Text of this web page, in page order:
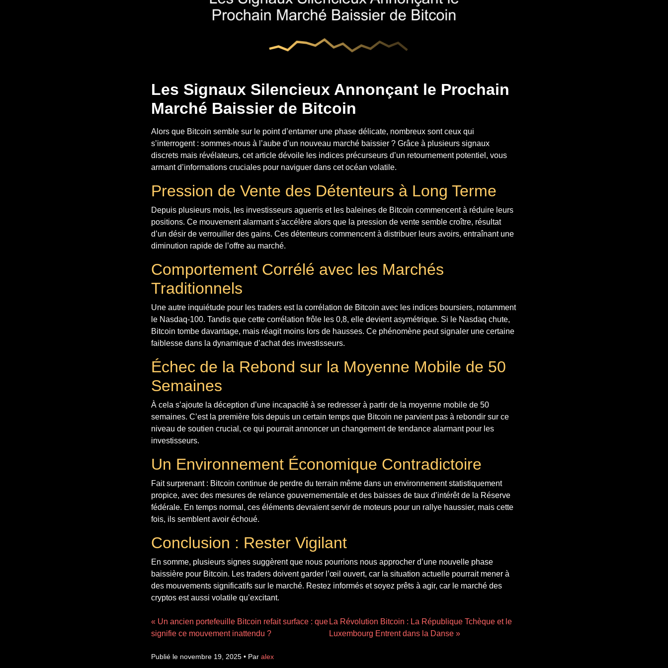
Les Signaux Silencieux Annonçant le Prochain
Marché Baissier de Bitcoin
Alors que Bitcoin semble sur le point d’entamer une phase délicate, nombreux sont ceux qui
s’interrogent : sommes-nous à l’aube d’un nouveau marché baissier ? Grâce à plusieurs signaux
discrets mais révélateurs, cet article dévoile les indices précurseurs d’un retournement potentiel, vous
armant d’informations cruciales pour naviguer dans cet océan volatile.
Pression de Vente des Détenteurs à Long Terme
Depuis plusieurs mois, les investisseurs aguerris et les baleines de Bitcoin commencent à réduire leurs
positions. Ce mouvement alarmant s’accélère alors que la pression de vente semble croître, résultat
d’un désir de verrouiller des gains. Ces détenteurs commencent à distribuer leurs avoirs, entraînant une
diminution rapide de l’offre au marché.
Comportement Corrélé avec les Marchés
Traditionnels
Une autre inquiétude pour les traders est la corrélation de Bitcoin avec les indices boursiers, notamment
le Nasdaq-100. Tandis que cette corrélation frôle les 0,8, elle devient asymétrique. Si le Nasdaq chute,
Bitcoin tombe davantage, mais réagit moins lors de hausses. Ce phénomène peut signaler une certaine
faiblesse dans la dynamique d’achat des investisseurs.
Échec de la Rebond sur la Moyenne Mobile de 50
Semaines
À cela s’ajoute la déception d’une incapacité à se redresser à partir de la moyenne mobile de 50
semaines. C’est la première fois depuis un certain temps que Bitcoin ne parvient pas à rebondir sur ce
niveau de soutien crucial, ce qui pourrait annoncer un changement de tendance alarmant pour les
investisseurs.
Un Environnement Économique Contradictoire
Fait surprenant : Bitcoin continue de perdre du terrain même dans un environnement statistiquement
propice, avec des mesures de relance gouvernementale et des baisses de taux d’intérêt de la Réserve
fédérale. En temps normal, ces éléments devraient servir de moteurs pour un rallye haussier, mais cette
fois, ils semblent avoir échoué.
Conclusion : Rester Vigilant
En somme, plusieurs signes suggèrent que nous pourrions nous approcher d’une nouvelle phase
baissière pour Bitcoin. Les traders doivent garder l’œil ouvert, car la situation actuelle pourrait mener à
des mouvements significatifs sur le marché. Restez informés et soyez prêts à agir, car le marché des
cryptos est aussi volatile qu’excitant.
« Un ancien portefeuille Bitcoin refait surface : que
signifie ce mouvement inattendu ?
La Révolution Bitcoin : La République Tchèque et le
Luxembourg Entrent dans la Danse »
Publié le novembre 19, 2025 • Par alex